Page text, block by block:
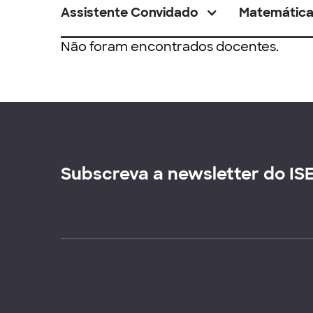
Assistente Convidado Matemática
Não foram encontrados docentes.
Subscreva a newsletter do